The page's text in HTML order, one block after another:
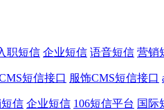
职短信 企业短信 语音短信 营销
短信接口 服饰CMS短信接口
信 企业短信 106短信平台 国际